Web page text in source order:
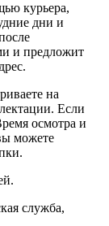
курьера,
дни и
и предложит
на
Если
осмотра и
можете
служба,